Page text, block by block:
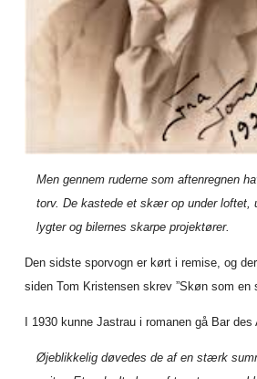
Men gennem ruderne som aftenregnen
torv. De kastede et skær op under loftet,
lygter og bilernes skarpe projektører.
Den sidste sporvogn er kørt i remise, og
siden Tom Kristensen skrev ”Skøn som en
I 1930 kunne Jastrau i romanen gå Bar des
Øjeblikkelig døvedes de af en stærk